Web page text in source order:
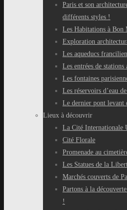
Paris et son
différents styles !
Les Habitations à Bon
Exploration
Les aqueducs
Les entrées de
Les fontaines
Les réservoirs d’eau
Le dernier pont levant
Lieux à découvrir
La Cité Internationale
Cité Florale
Promenade au
Les Statues de la
Marchés couverts de
Partons à la
!